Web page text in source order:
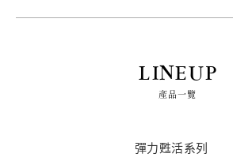
LINEUP
產品一覽
彈力甦活系列